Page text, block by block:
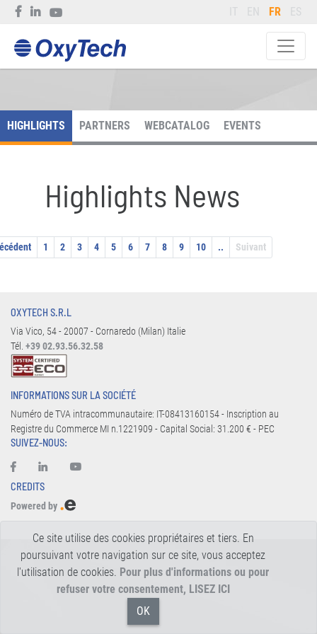
IT EN FR ES
HIGHLIGHTS PARTNERS WEBCATALOG EVENTS
Highlights News
1 2 3 4 5 6 7 8 9 10 .. Suivant
OXYTECH S.R.L
Via Vico, 54 - 20007 - Cornaredo (Milan) Italie
Tél. +39 02.93.56.32.58
INFORMATIONS SUR LA SOCIÉTÉ
Numéro de TVA intracommunautaire: IT-08413160154 - Inscription au
Registre du Commerce MI n.1221909 - Capital Social: 31.200 € - PEC
SUIVEZ-NOUS:
CREDITS
Powered by
Ce site utilise des cookies propriétaires et tiers. En
poursuivant votre navigation sur ce site, vous acceptez
l'utilisation de cookies. Pour plus d'informations ou pour
refuser votre consentement, LISEZ ICI
OK